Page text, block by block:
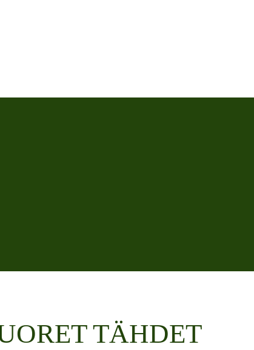
TÄHDET